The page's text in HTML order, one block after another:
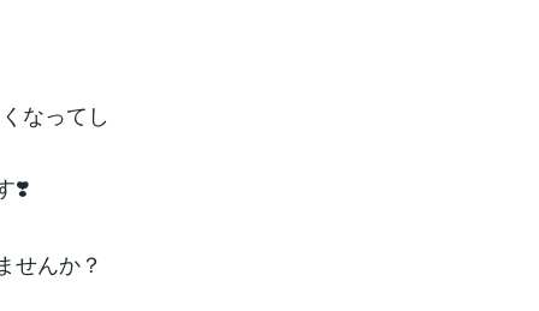
なってし
❣️
せんか？